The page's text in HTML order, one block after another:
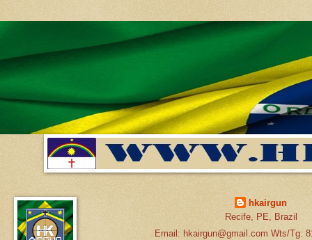
hkairgun
Recife, PE, Brazil
Email: hkairgun@gmail.com Wts/Tg: